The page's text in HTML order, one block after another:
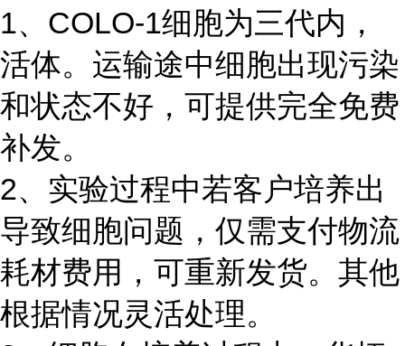
1、COLO-1细胞为三代内，
活体。运输途中细胞出现污染
和状态不好，可提供完全免费
补发。
2、实验过程中若客户培养出
导致细胞问题，仅需支付物流
耗材费用，可重新发货。其他
根据情况灵活处理。